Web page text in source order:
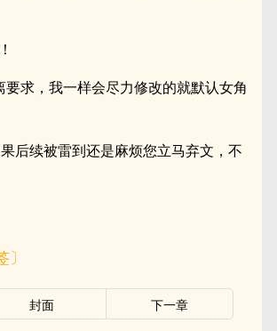
求，我一样会尽力修改的就默认女角
后续被雷到还是麻烦您立马弃文，不
封面 下一章